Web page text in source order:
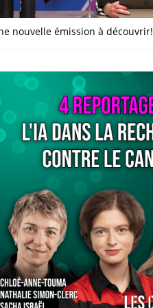
nouvelle émission à découvrir!